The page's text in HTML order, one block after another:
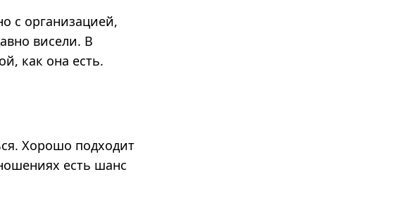
с организацией,
висели. В
как она есть.
Хорошо подходит
есть шанс